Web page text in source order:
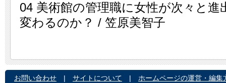
04 美術館の管理職に女性が次々と
変わるのか？ / 笠原美智子
お問い合わせ | サイトについて | ホームページの運営・編集